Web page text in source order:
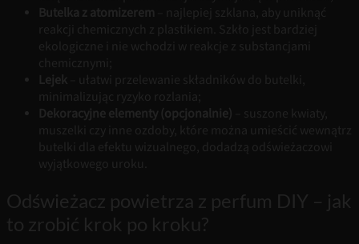
Butelka z atomizerem
najlepiej szklana, aby uniknąć
reakcji chemicznych z plastikiem. Szkło jest bardziej
ekologiczne i nie wchodzi w reakcje z substancjami
chemicznymi;
Lejek – ułatwi przelewanie składników do butelki,
minimalizując ryzyko rozlania;
Dekoracyjne elementy (opcjonalnie)
– suszone kwiaty,
muszelki czy inne ozdoby, które można umieścić wewnątrz
butelki dla efektu wizualnego, dodadzą odświeżaczowi
wyjątkowego uroku.
Odświeżacz powietrza z perfum DIY – jak
to zrobić krok po kroku?